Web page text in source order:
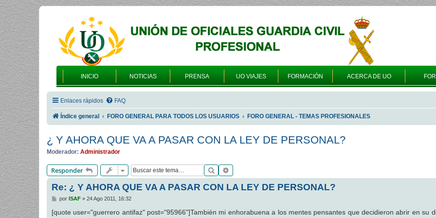
INICIO NOTICIAS PRENSA UO VIAJES FORMACIÓN ACERCA DE UO
Enlaces rápidos FAQ
Índice general FORO GENERAL PARA TODOS LOS USUARIOS FORO GENERAL - TEMAS PROFESIONALES
¿ Y AHORA QUE VA A PASAR CON LA LEY DE PERSONAL?
Moderador: Administrador
Responder Buscar
Re: ¿ Y AHORA QUE VA A PASAR CON LA LEY DE PERSONAL?
M
n
por ISAF» 24 Ago 2011, 16:32
[quote user="guerrero antifaz" post="95966"]También mi enhorabuena a los mentes pensantes que decidieron abrir en su